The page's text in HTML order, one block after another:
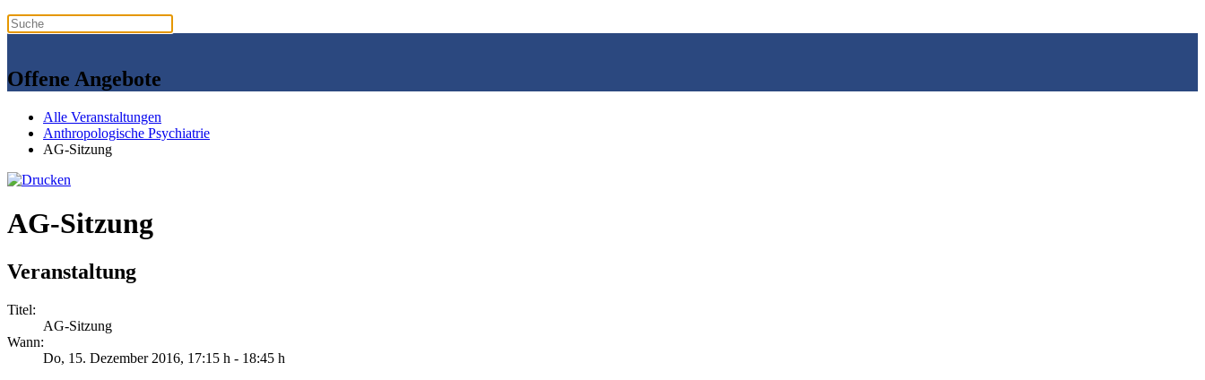
Offene Angebote
Alle Veranstaltungen
Anthropologische Psychiatrie
AG-Sitzung
AG-Sitzung
Veranstaltung
Titel:
AG-Sitzung
Wann:
Do, 15. Dezember 2016, 17:15 h - 18:45 h